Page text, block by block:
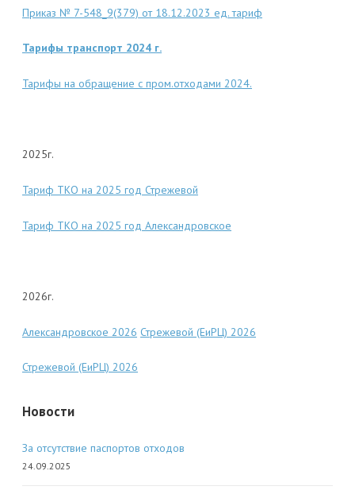
Приказ № 7-548_9(379) от 18.12.2023 ед. тариф
Тарифы транспорт 2024 г.
Тарифы на обращение с пром.отходами 2024.
2025г.
Тариф ТКО на 2025 год Стрежевой
Тариф ТКО на 2025 год Александровское
2026г.
Александровское 2026 Стрежевой (ЕиРЦ) 2026
Стрежевой (ЕиРЦ) 2026
Новости
За отсутствие паспортов отходов
24.09.2025